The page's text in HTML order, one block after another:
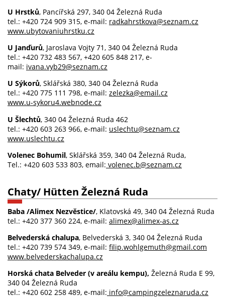
U Hrstků, Pancířská 297, 340 04 Železná Ruda
tel.: +420 724 909 315, e-mail: radkahrstkova@seznam.cz
www.ubytovaniuhrstku.cz
U Janďurů, Jaroslava Vojty 71, 340 04 Železná Ruda
tel.: +420 732 483 567, +420 605 848 217, e-
mail: ivana.vyb29@seznam.cz
U Sýkorů, Sklářská 380, 340 04 Železná Ruda
tel.: +420 775 111 798, e-mail: zelezka@email.cz
www.u-sykoru4.webnode.cz
U Šlechtů, 340 04 Železná Ruda 462
tel.: +420 603 263 966, e-mail: uslechtu@seznam.cz
www.uslechtu.cz
Volenec Bohumil, Sklářská 359, 340 04 Železná Ruda,
Tel.: +420 603 533 803, email: volenec.b@seznam.cz
Chaty/ Hütten Železná Ruda
Baba /Alimex Nezvěstice/, Klatovská 49, 340 04 Železná Ruda
tel.: +420 377 360 224, e-mail: alimex@alimex-as.cz
Belvederská chalupa, Belvederská 3, 340 04 Železná Ruda
tel.: +420 739 574 349, e-mail: filip.wohlgemuth@gmail.com
www.belvederskachalupa.cz
Horská chata Belveder (v areálu kempu), Železná Ruda E 99,
340 04 Železná Ruda
tel.: +420 602 258 489, e-mail: info@campingzeleznaruda.cz